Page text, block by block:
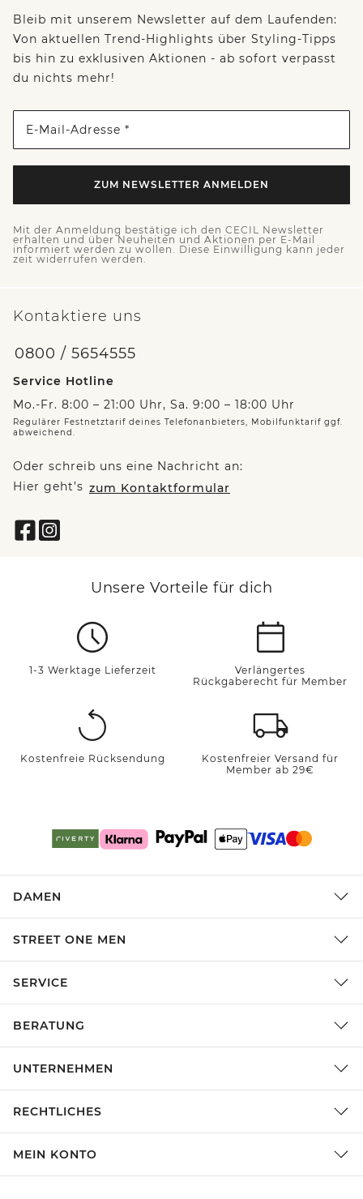
Bleib mit unserem Newsletter auf dem Laufenden:
Von aktuellen Trend-Highlights über Styling-Tipps
bis hin zu exklusiven Aktionen - ab sofort verpasst
du nichts mehr!
E-Mail-Adresse *
ZUM NEWSLETTER ANMELDEN
Mit der Anmeldung bestätige ich den CECIL Newsletter
erhalten und über Neuheiten und Aktionen per E-Mail
informiert werden zu wollen. Diese Einwilligung kann jeder
zeit widerrufen werden.
Kontaktiere uns
0800 / 5654555
Service Hotline
Mo.-Fr. 8:00 – 21:00 Uhr, Sa. 9:00 – 18:00 Uhr
Regulärer Festnetztarif deines Telefonanbieters, Mobilfunktarif ggf.
abweichend.
Oder schreib uns eine Nachricht an:
Hier geht’s zum Kontaktformular
Unsere Vorteile für dich
1-3 Werktage Lieferzeit
Verlängertes
Rückgaberecht für Member
Kostenfreie Rücksendung
Kostenfreier Versand für
Member ab 29€
DAMEN
STREET ONE MEN
SERVICE
BERATUNG
UNTERNEHMEN
RECHTLICHES
MEIN KONTO